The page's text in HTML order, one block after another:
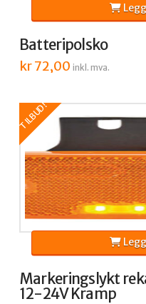
Batteripolsko
kr72,00 inkl. mva.
TILBUD!
Markeringslykt
12-24V Kramp